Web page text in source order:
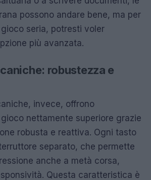
possono andare bene, ma per
gioco seria, potresti voler
più avanzata.
robustezza e
invece, offrono
gioco nettamente superiore grazie
robusta e reattiva. Ogni tasto
separato, che permette
anche a metà corsa,
Questa caratteristica è